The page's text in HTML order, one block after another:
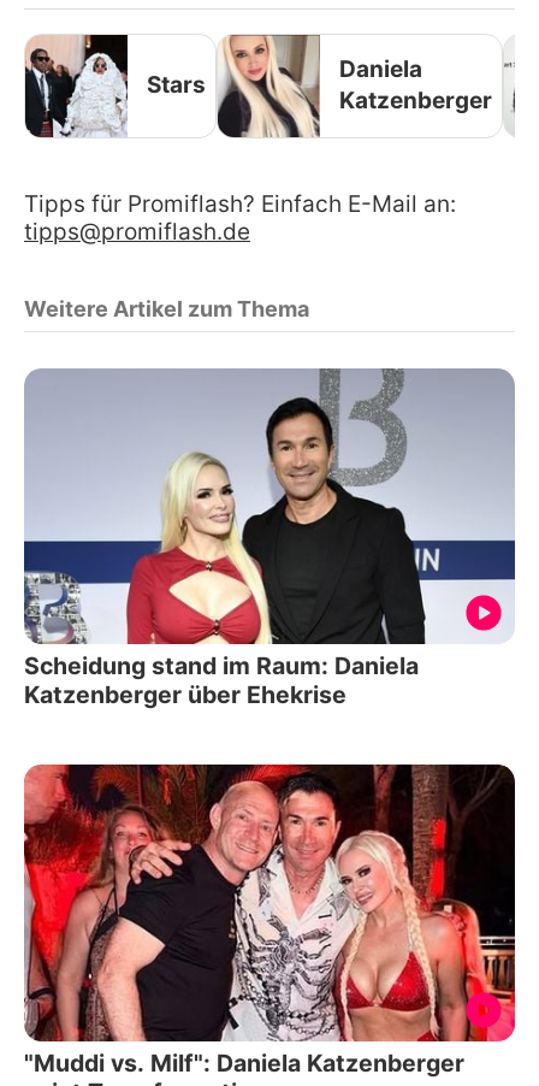
Stars
Daniela
Katzenberger
Tipps für Promiflash? Einfach E-Mail an:
tipps@promiflash.de
Weitere Artikel zum Thema
Scheidung stand im Raum: Daniela
Katzenberger über Ehekrise
"Muddi vs. Milf": Daniela Katzenberger